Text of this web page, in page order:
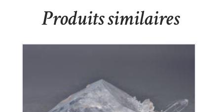
Produits similaires